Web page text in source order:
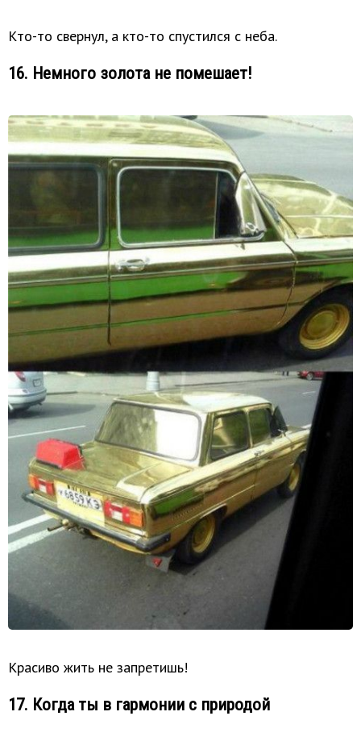
Кто-то свернул, а кто-то спустился с неба.
16. Немного золота не помешает!
Красиво жить не запретишь!
17. Когда ты в гармонии с природой